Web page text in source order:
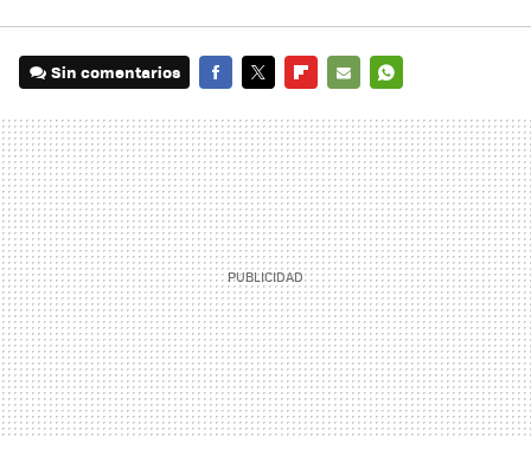
Sin comentarios
MAIL